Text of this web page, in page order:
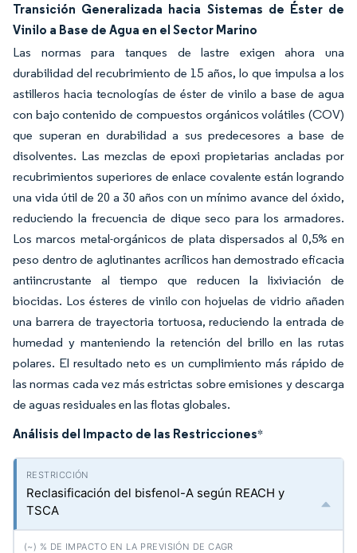
Transición Generalizada hacia Sistemas de Éster de
Vinilo a Base de Agua en el Sector Marino
Las normas para tanques de lastre exigen ahora una
durabilidad del recubrimiento de 15 años, lo que impulsa a los
astilleros hacia tecnologías de éster de vinilo a base de agua
con bajo contenido de compuestos orgánicos volátiles (COV)
que superan en durabilidad a sus predecesores a base de
disolventes. Las mezclas de epoxi propietarias ancladas por
recubrimientos superiores de enlace covalente están logrando
una vida útil de 20 a 30 años con un mínimo avance del óxido,
reduciendo la frecuencia de dique seco para los armadores.
Los marcos metal-orgánicos de plata dispersados al 0,5% en
peso dentro de aglutinantes acrílicos han demostrado eficacia
antiincrustante al tiempo que reducen la lixiviación de
biocidas. Los ésteres de vinilo con hojuelas de vidrio añaden
una barrera de trayectoria tortuosa, reduciendo la entrada de
humedad y manteniendo la retención del brillo en las rutas
polares. El resultado neto es un cumplimiento más rápido de
las normas cada vez más estrictas sobre emisiones y descarga
de aguas residuales en las flotas globales.
Análisis del Impacto de las Restricciones*
Reclasificación del bisfenol-A según REACH y
TSCA